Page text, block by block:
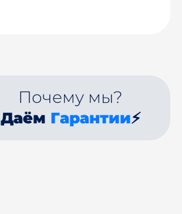
Почему мы?
Даём Гарантии⚡